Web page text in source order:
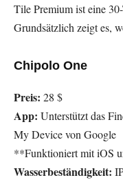
Tile Premium ist eine
Grundsätzlich zeigt es,
Chipolo One
Preis: 28 $
App: Unterstützt das
My Device von Google
**Funktioniert mit iOS
Wasserbeständigkeit: